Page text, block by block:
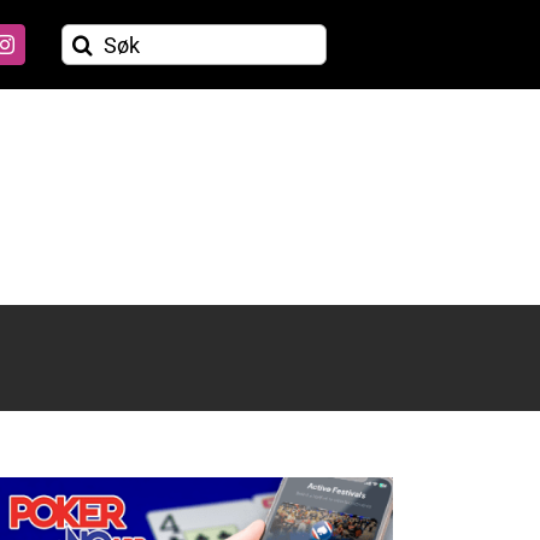
Søk
etter: